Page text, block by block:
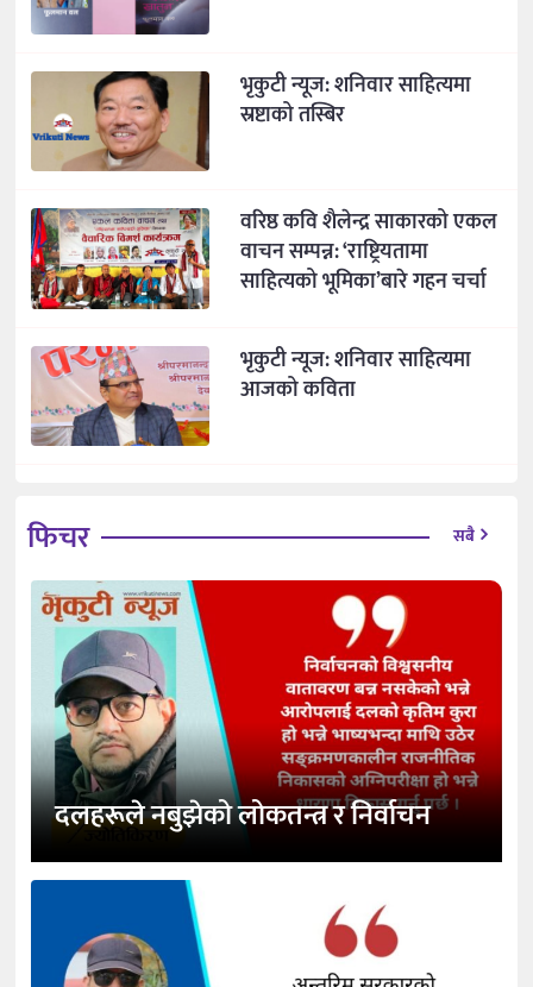
भृकुटी न्यूज: शनिवार साहित्यमा
स्रष्टाको तस्बिर
वरिष्ठ कवि शैलेन्द्र साकारको एकल
वाचन सम्पन्न: ‘राष्ट्रियतामा
साहित्यको भूमिका’बारे गहन चर्चा
भृकुटी न्यूज: शनिवार साहित्यमा
आजको कविता
फिचर सबै
दलहरूले नबुझेको लोकतन्त्र र निर्वाचन